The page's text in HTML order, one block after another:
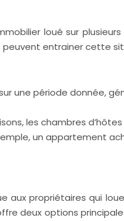
loué sur
peuvent entrainer cette
une période donnée,
les chambres
un appartement
aux propriétaires qui
deux options